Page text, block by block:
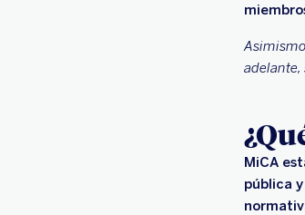
adelante,
MiCA
pública